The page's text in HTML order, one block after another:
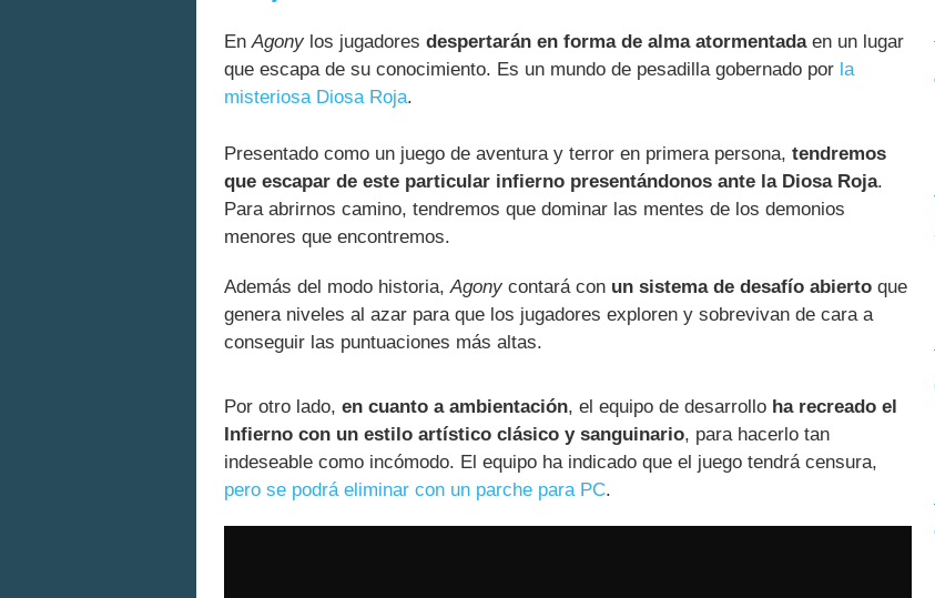
EnAgony los jugadores despertarán en forma de alma atormentadaen un lugar
que escapa de su conocimiento. Es un mundo de pesadilla gobernado por la
misteriosa Diosa Roja.
Presentado como un juego de aventura y terror en primera persona, tendremos
que escapar de este particular infierno presentándonos ante la Diosa Roja.
Para abrirnos camino, tendremos que dominar las mentes de los demonios
menores que encontremos.
Además del modo historia, Agony contará con un sistema de desafío abierto que
genera niveles al azar para que los jugadores exploren y sobrevivan de cara a
conseguir las puntuaciones más altas.
Por otro lado, en cuanto a ambientación, el equipo de desarrollo ha recreado el
Infierno con un estilo artístico clásico y sanguinario, para hacerlo tan
indeseable como incómodo. El equipo ha indicado que el juego tendrá censura,
pero se podrá eliminar con un parche para PC.